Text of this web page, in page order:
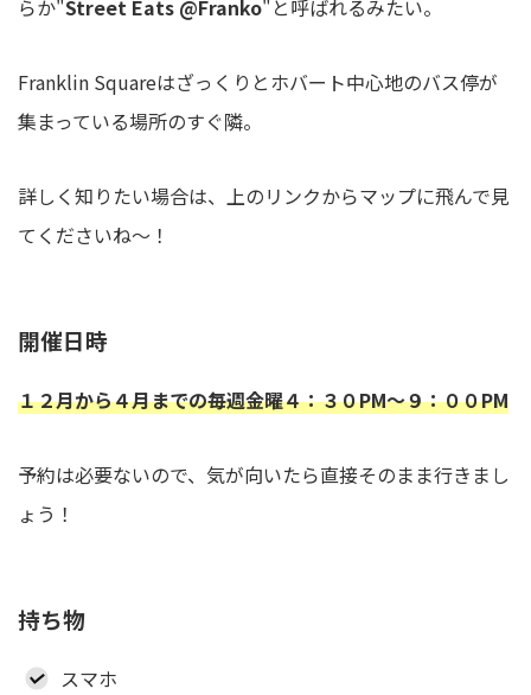
らか"Street Eats @Franko"と呼ばれるみたい。
Franklin Squareはざっくりとホバート中心地のバス停が
集まっている場所のすぐ隣。
詳しく知りたい場合は、上のリンクからマップに飛んで見
てくださいね〜！
開催日時
１２月から４月までの毎週金曜４：３０PM〜９：００PM
予約は必要ないので、気が向いたら直接そのまま行きまし
ょう！
持ち物
スマホ